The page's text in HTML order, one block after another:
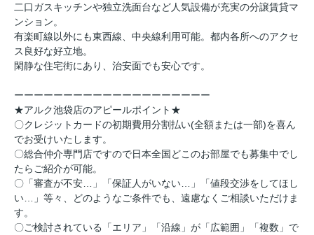
二口ガスキッチンや独立洗面台など人気設備が充実の分譲賃貸マ
ンション。
有楽町線以外にも東西線、中央線利用可能。都内各所へのアクセ
ス良好な好立地。
閑静な住宅街にあり、治安面でも安心です。
ーーーーーーーーーーーーーーーーーーーー
★アルク池袋店のアピールポイント★
〇クレジットカードの初期費用分割払い(全額または一部)を喜ん
でお受けいたします。
〇総合仲介専門店ですので日本全国どこのお部屋でも募集中でし
たらご紹介が可能。
〇「審査が不安…」「保証人がいない…」「値段交渉をしてほし
い…」等々、どのようなご条件でも、遠慮なくご相談いただけま
す。
〇ご検討されている「エリア」「沿線」が「広範囲」「複数」で